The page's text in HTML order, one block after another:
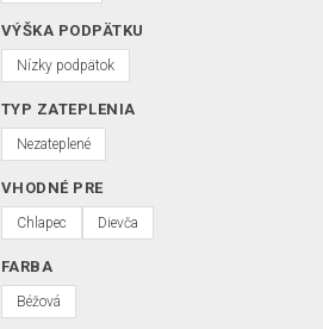
VÝŠKA PODPÄTKU
Nízky podpätok
TYP ZATEPLENIA
Nezateplené
VHODNÉ PRE
Chlapec Dievča
FARBA
Béžová